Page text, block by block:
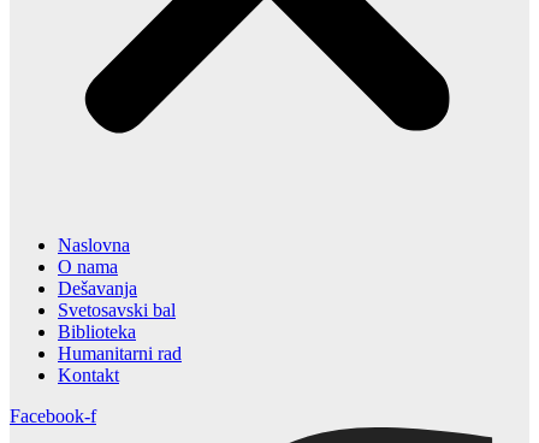
Naslovna
O nama
Dešavanja
Svetosavski bal
Biblioteka
Humanitarni rad
Kontakt
Facebook-f